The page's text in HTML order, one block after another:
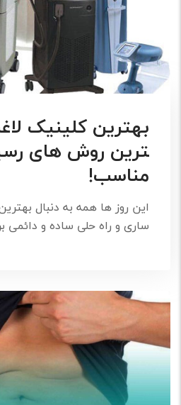
بهترین کلینیک
ترین روش های
مناسب!
این روز ها همه به دنبال
ساری و راه حلی ساده و دائمی